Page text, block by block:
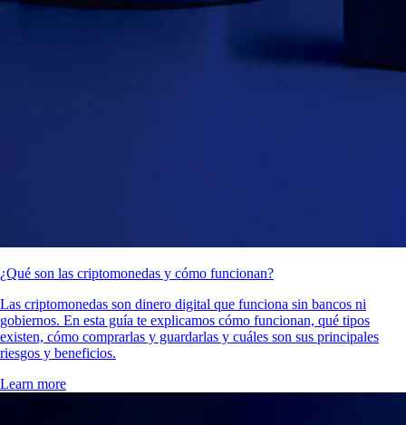
¿Qué son las criptomonedas y cómo funcionan?
Las criptomonedas son dinero digital que funciona sin bancos ni
gobiernos. En esta guía te explicamos cómo funcionan, qué tipos
existen, cómo comprarlas y guardarlas y cuáles son sus principales
riesgos y beneficios.
Learn more